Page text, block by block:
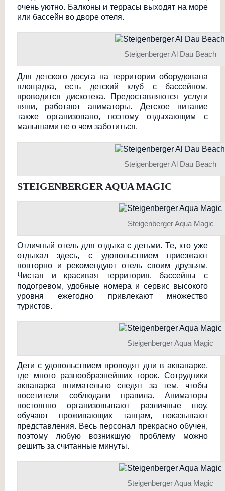
очень уютно. Балконы и террасы выходят на море
или бассейн во дворе отеля.
Steigenberger Al Dau Beach
Для детского досуга на территории оборудована
площадка, есть детский клуб с бассейном,
проводится дискотека. Предоставляются услуги
няни, работают аниматоры. Детское питание
также организовано, поэтому отдыхающим с
малышами не о чем заботиться.
Steigenberger Al Dau Beach
STEIGENBERGER AQUA MAGIC
Steigenberger Aqua Magic
Отличный отель для отдыха с детьми. Те, кто уже
отдыхал здесь, с удовольствием приезжают
повторно и рекомендуют отель своим друзьям.
Чистая и красивая территория, бассейны с
подогревом, удобные номера и сервис высокого
уровня ежегодно привлекают множество
туристов.
Steigenberger Aqua Magic
Дети с удовольствием проводят дни в аквапарке,
где много разнообразнейших горок. Сотрудники
аквапарка внимательно следят за тем, чтобы
посетители соблюдали правила. Аниматоры
постоянно организовывают различные шоу,
обучают проживающих танцам, показывают
представления. Весь персонал прекрасно обучен,
поэтому любую возникшую проблему можно
решить за считанные минуты.
Steigenberger Aqua Magic